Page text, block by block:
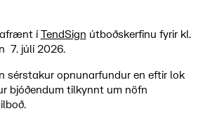
íTendSign útboðskerfinu fyrir kl.
7. júlí 2026.
sérstakur opnunarfundur en eftir lok
bjóðendum tilkynnt um nöfn